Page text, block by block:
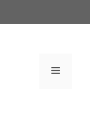
Menu